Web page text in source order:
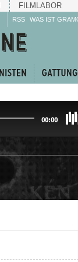
FILMLABOR
RSS WAS IST
00:00